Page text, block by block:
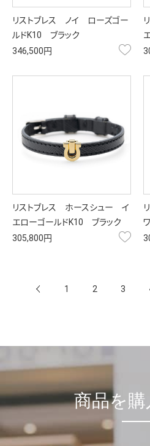
リストブレス ノイ ローズゴー
ルドK10 ブラック
346,500円
お
リストブレス ホースシュー イ
エローゴールドK10 ブラック
305,800円
お
1 2 3
商品を